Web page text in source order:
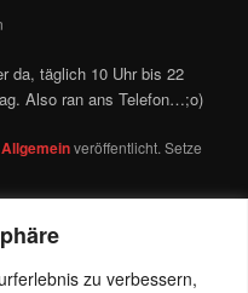
zu verbessern,
da, täglich 10 Uhr bis 22
Also ran ans Telefon…;o)
Allgemeinveröffentlicht. Setze
von WordPress